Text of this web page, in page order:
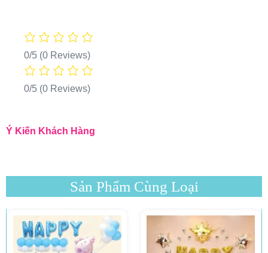
0/5 (0 Reviews)
0/5 (0 Reviews)
Ý Kiến Khách Hàng
Sản Phẩm Cùng Loại